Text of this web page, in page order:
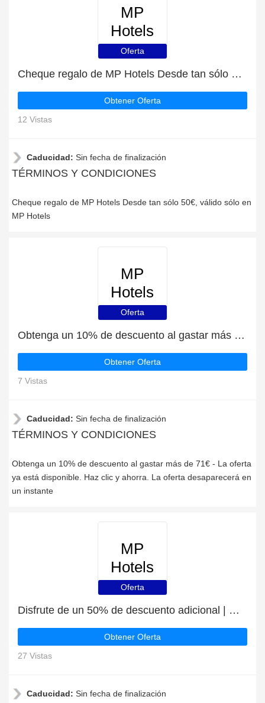
MP
Hotels
Oferta
Cheque regalo de MP Hotels Desde tan sólo 50€
Obtener Oferta
12 Vistas
Caducidad: Sin fecha de finalización
TÉRMINOS Y CONDICIONES
Cheque regalo de MP Hotels Desde tan sólo 50€, válido sólo en
MP Hotels
MP
Hotels
Oferta
Obtenga un 10% de descuento al gastar más de 71€
Obtener Oferta
7 Vistas
Caducidad: Sin fecha de finalización
TÉRMINOS Y CONDICIONES
Obtenga un 10% de descuento al gastar más de 71€ - La oferta
ya está disponible. Haz clic y ahorra. La oferta desaparecerá en
un instante
MP
Hotels
Oferta
Disfrute de un 50% de descuento adicional | MP Hotels descuento
Obtener Oferta
27 Vistas
Caducidad: Sin fecha de finalización